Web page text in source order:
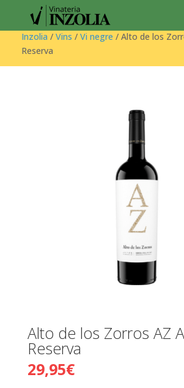
Products
search
Inzolia / Vins / Vi negre / Alto de los
Reserva
Alto de los Zorros AZ
Reserva
29,95€